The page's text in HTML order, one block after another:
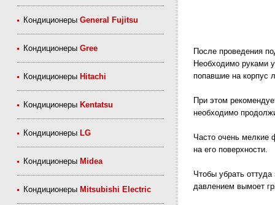
КондиционерыGeneral Fujitsu
КондиционерыGree
Кондиционеры Hitachi
Кондиционеры Kentatsu
Кондиционеры LG
Кондиционеры Midea
Кондиционеры Mitsubishi Electric
После проведения
Необходимо руками
попавшие на корпус
При этом
необходимо
Часто очень мелкие
на его поверхности.
Чтобы убрать
давлением вымоет